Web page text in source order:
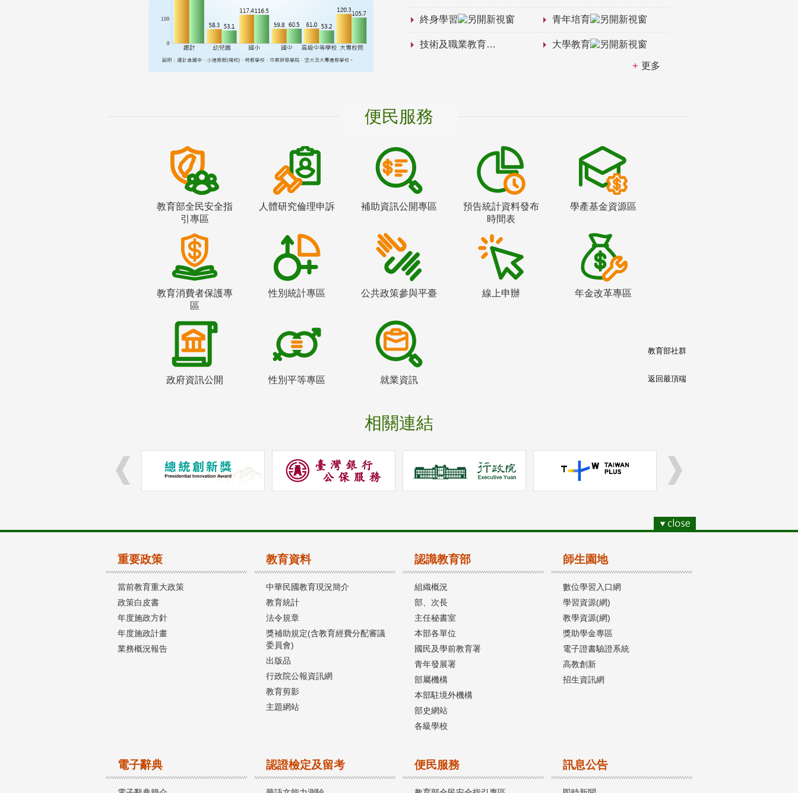
終身學習 青年培育
技術及職業教育 大學教育
更多
便民服務
教育部全民安全指
引專區
人體研究倫理申訴 補助資訊公開專區
預告統計資料發布
時間表
學產基金資源區
教育消費者保護專
區
性別統計專區 公共政策參與平臺 線上申辦 年金改革專區
政府資訊公開 性別平等專區 就業資訊
相關連結
教育部社群
返回最頂端
重要政策
當前教育重大政策
政策白皮書
年度施政方針
年度施政計畫
業務概況報告
教育資料
中華民國教育現況簡介
教育統計
法令規章
獎補助規定(含教育經費分配審議
委員會)
出版品
行政院公報資訊網
教育剪影
主題網站
認識教育部
組織概況
部、次長
主任秘書室
本部各單位
國民及學前教育署
青年發展署
部屬機構
本部駐境外機構
部史網站
各級學校
師生園地
數位學習入口網
學習資源(網)
教學資源(網)
獎助學金專區
電子證書驗證系統
高教創新
招生資訊網
電子辭典 認證檢定及留考 便民服務 訊息公告